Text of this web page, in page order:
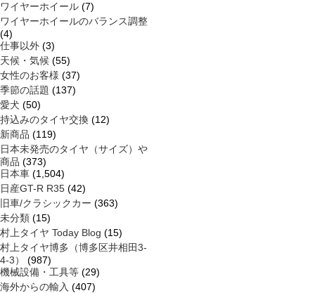
ワイヤーホイール (7)
ワイヤーホイールのバランス調整
(4)
仕事以外 (3)
天候・気候 (55)
女性のお客様 (37)
季節の話題 (137)
愛犬 (50)
持込みのタイヤ交換 (12)
新商品 (119)
日本未発売のタイヤ（サイズ）や
商品 (373)
日本車 (1,504)
日産GT-R R35 (42)
旧車/クラシックカー (363)
未分類 (15)
村上タイヤ Today Blog (15)
村上タイヤ博多（博多区井相田3-
4-3）
(987)
機械設備・工具等 (29)
海外からの輸入 (407)